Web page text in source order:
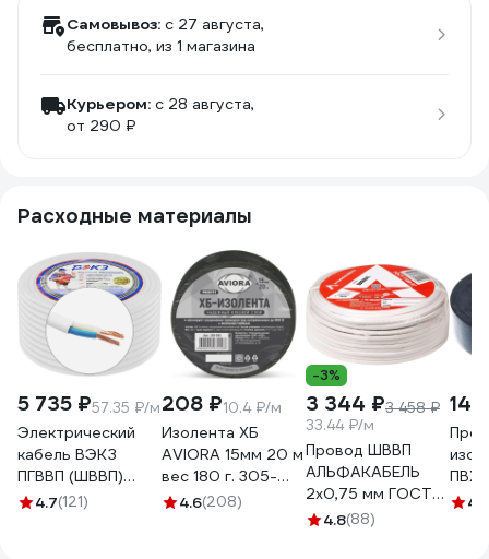
Самовывоз: c 27 августа,
бесплатно, из 1 магазина
Курьером: c 28 августа,
от 290 ₽
Расходные материалы
5 735 ₽57.35 ₽/м
Электрический
кабель ВЭКЗ
ПГВВП (ШВВП)
2x1,5 мм2 ГОСТ
4.7(121)
208 ₽10.4 ₽/м
Изолента ХБ
AVIORA 15мм 20 м
вес 180 г. 305-
0654.6(208)
-3%
3 344 ₽3 458 ₽
33.44 ₽/м
Провод ШВВП
АЛЬФАКАБЕЛЬ
2х0,75 мм ГОСТ
100 м 05142
4.8(88)
ПВХ,
4.7